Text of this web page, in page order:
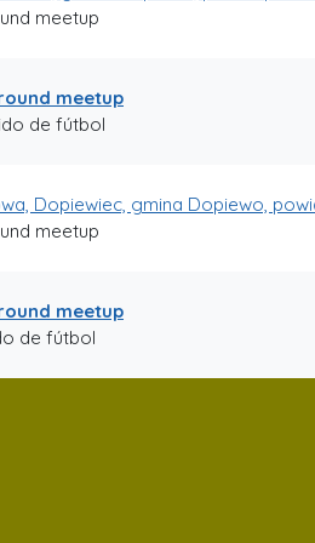
meetup
meetup
de fútbol
Dopiewiec, gmina Dopiewo,
meetup
meetup
de fútbol